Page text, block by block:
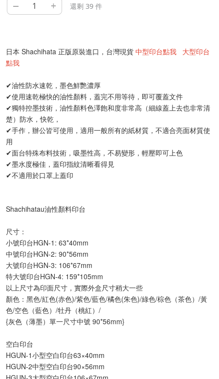
– + 還剩 39 件
日本 Shachihata 正版原裝進口，台灣現貨 中型印台點我
大型印台
點我
✔︎油性防水速乾，墨色鮮艷濃厚
✔︎使用速乾極快的油性顏料，蓋完不用等待，即可覆蓋文件
✔︎獨特控墨技術，油性顏料色澤飽和度非常高（細線蓋上去也非常清
楚）防水，快乾，
✔︎手作，辦公皆可使用，適用一般所有的紙材質，不適合亮面材質使
用
✔︎面台特殊布料技術，吸墨性高，不易變形，輕壓即可上色
✔︎墨水度極佳，蓋印指紋清晰看得見
✔︎不適用於口罩上蓋印
Shachihatau油性顏料印台
尺寸：
小號印台HGN-1: 63*40mm
中號印台HGN-2: 90*56mm
大號印台HGN-3: 106*67mm
特大號印台HGN-4: 159*105mm
以上尺寸為印面尺寸，實際外盒尺寸稍大一些
顏色：黑色/紅色(赤色)/紫色/藍色/橘色(朱色)/綠色/棕色（茶色）/黃
色/空色（藍色）/牡丹（桃紅）/
{灰色（薄墨）單一尺寸中號 90*56mm}
空白印台
HGUN-1小型空白印台63×40mm
HGUN-2中型空白印台90×56mm